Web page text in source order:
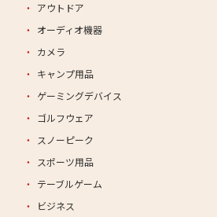
アウトドア
オーディオ機器
カメラ
キャンプ用品
ゲーミングデバイス
ゴルフウェア
スノーピーク
スポーツ用品
テーブルゲーム
ビジネス